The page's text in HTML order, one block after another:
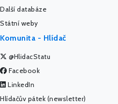
Další databáze
Státní weby
Komunita - Hlídač
@HlidacStatu
Facebook
LinkedIn
Hlídačův pátek (newsletter)